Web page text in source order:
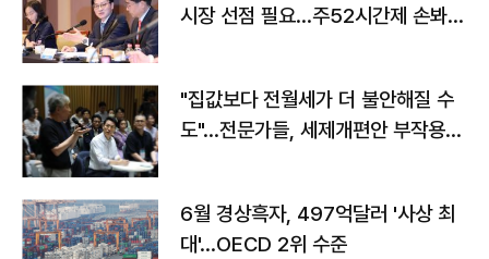
시장 선점 필요…주52시간제 손봐
"집값보다 전월세가 더 불안해질 수
도"…전문가들, 세제개편안 부작용
6월 경상흑자, 497억달러 '사상 최
대'…OECD 2위 수준